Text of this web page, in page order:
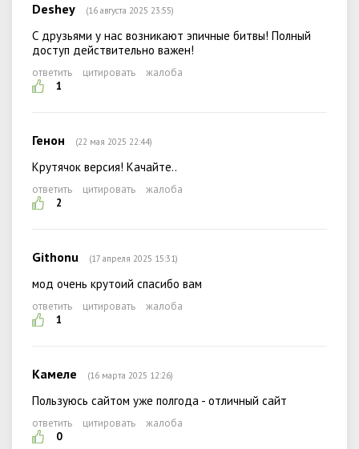
Deshey (16 августа 2025 23:55)
С друзьями у нас возникают эпичные битвы! Полный
доступ действительно важен!
ответить цитировать
жалоба
1
Генон (22 мая 2025 22:44)
Крутячок версия! Качайте..
ответить цитировать
жалоба
2
Githonu (17 апреля 2025 15:31)
мод очень крутоий спасибо вам
ответить цитировать
жалоба
1
Камеле (16 марта 2025 12:26)
Пользуюсь сайтом уже полгода - отличный сайт
ответить цитировать
жалоба
0